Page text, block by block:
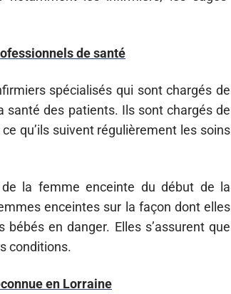
de santé
spécialisés qui sont chargés de
santé des patients. Ils sont chargés de
qu’ils suivent régulièrement les soins
de la femme enceinte du début de la
enceintes sur la façon dont elles
en danger. Elles s’assurent que
conditions.
en Lorraine